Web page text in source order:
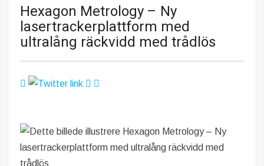
Hexagon Metrology – Ny
lasertrackerplattform med
ultralång räckvidd med trådlös